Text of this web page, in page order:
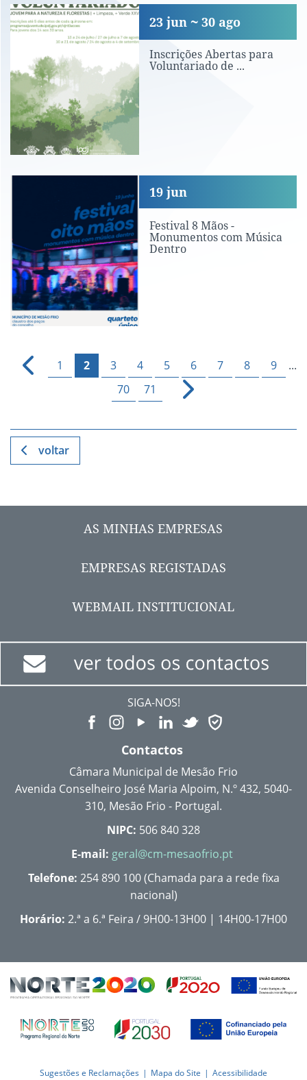
Inscrições Abertas para Voluntariado
Inscrições Abertas para
Voluntariado de ...
23 jun 30 ago
Festival 8 Mãos - Monumentos com
Festival 8 Mãos -
Monumentos com Música
Dentro
19 jun
1 2 3 4 5 6 7 8 9
...
70
71
voltar
AS MINHAS EMPRESAS
EMPRESAS REGISTADAS
WEBMAIL INSTITUCIONAL
SIGA-NOS!
Contactos
Câmara Municipal de Mesão Frio
Avenida Conselheiro José Maria Alpoim, N.º 432, 5040-
310, Mesão Frio - Portugal.
NIPC: 506 840 328
E-mail: geral@cm-mesaofrio.pt
Telefone: 254 890 100 (Chamada para a rede fixa
nacional)
Horário: 2.ª a 6.ª Feira / 9H00-13H00 | 14H00-17H00
Sugestões e Reclamações Mapa do Site Acessibilidade